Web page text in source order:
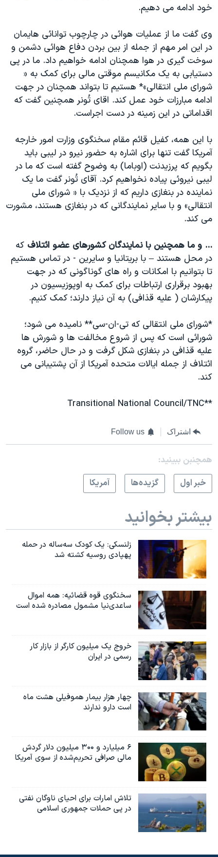
خود ادامه می دهیم.
وی گفت ما از عملیات هوائی در چارچوب توانائی هایمان
در این امر مهم از جمله از بین بردن دفاع هوائی دشمن و
سوخت گیری در هوا همچنان ادامه خواهیم داد. ما در پی
دستیابی به یک مکانیسم موقتی مالی برای کمک به «
شورای ملی انتقالی»* هستیم تا بتواند همچنان در جهت
ادامه مبارزات خود عمل کند. اقای تُونر همچنین گفت که
اقداماتی در این زمینه در دست اجراست.
با این همه، کفیل قائم مقام سخنگوی وزارت امور خارجه
آمریکا گفت تنها برای اشاره به حضور نیرو در لیبی باید
بگویم که پرزیدنت (اوباما) به وضوح گفته است که ما در
لیبی نیروئی پیاده نخواهیم کرد. آقای تُونر گفت ما یک
نماینده در بنغازی داریم که از نزدیک با « شورای ملی
انتقالی» و با سایر نمایندگانی که در بنغازی هستند، مشورت
می کند.
... و ما همچنین با نمایندگان کشورهای عضو ائتلاف که
در محل هستند – با بریتانیا و سایرین - در تماس هستیم
تا بتوانیم با امکانات و راه های گوناگونی که در جهت
بهبود برقراری ارتباطات برای کمک به اوپوزیسیون در
پیکارشان ( علیه قذافی) به آن نیاز دارند؛ کمک کنیم.
*شورای ملی انتقالی که تی-ان-سی** نامیده می شود؛
شورائی است که پس از شروع مخالفت ها و شورش ها
علیه قذافی در بنغازی شکل گرفت و در حال حاضر، گروه
ائتلاف از جمله ایالات متحده آمریکا از آن پشتیبانی می
کند.
**Transitional National Council/TNC
اشتراک Follow us
همچنبن ببینید:
خبر اول
گزيده‌ها آمريکا
بیشتر بخوانید
زلنسکی: یک کودک سه‌ساله در حمله
پهپادی روسیه کشته شد
سخنگوی قوه قضائیه: همه اموال
ساعدی‌نیا مشمول مصادره شده است
خروج یک میلیون کارگر از بازار کار
رسمی در ایران
چهار هزار بیمار هموفیلی هشت ماه
است دارو ندارند
۶ میلیارد و ۳۰۰ میلیون دلار گردش
مالی صرافی تحریم‌شده از سوی آمریکا
تلاش امارات برای احیای ناوگان نفتی
در پی حملات جمهوری اسلامی